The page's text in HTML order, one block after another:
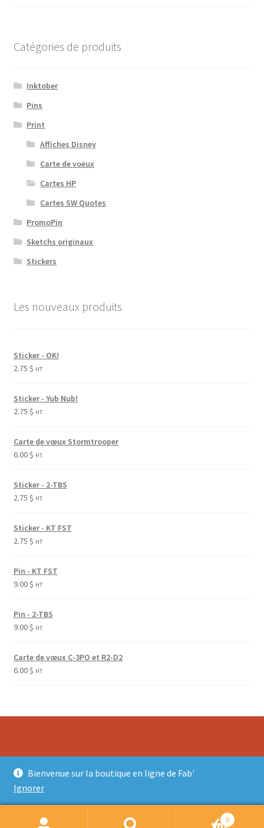
Catégories de produits
Inktober
Pins
Print
Affiches Disney
Carte de voeux
Cartes HP
Cartes SW Quotes
PromoPin
Sketchs originaux
Stickers
Les nouveaux produits
Sticker - OK!
2.75 $ HT
Sticker - Yub Nub!
2.75 $ HT
Carte de vœux Stormtrooper
6.00$ HT
Sticker - 2-TBS
2.75 $ HT
Sticker - KT FST
2.75 $ HT
Pin - KT FST
9.00$ HT
Pin - 2-TBS
9.00$ HT
Carte de vœux C-3PO et R2-D2
6.00$ HT
Construit avec Storefront & WooCommerce.
0
Bienvenue sur la boutique en ligne de Fab'
Ignorer